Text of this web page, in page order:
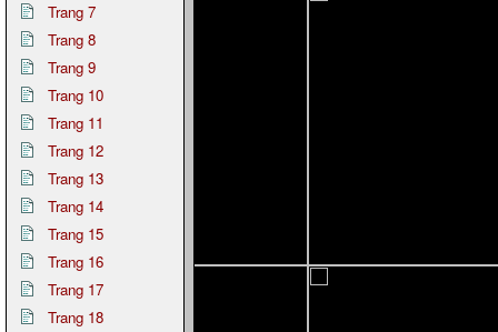
Trang 7
Trang 8
Trang 9
Trang 10
Trang 11
Trang 12
Trang 13
Trang 14
Trang 15
Trang 16
Trang 17
Trang 18